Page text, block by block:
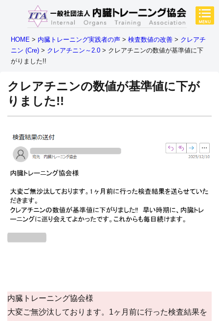
HOME > 内臓トレーニング実践者の声 >検査数値の改善 > クレアチ
ニン (Cre) > クレアチニン～2.0 > クレアチニンの数値が基準値に下
がりました!!
クレアチニンの数値が基準値に下が
りました!!
内臓トレーニング協会様
大変ご無沙汰しております。1ヶ月前に行った検査結果を